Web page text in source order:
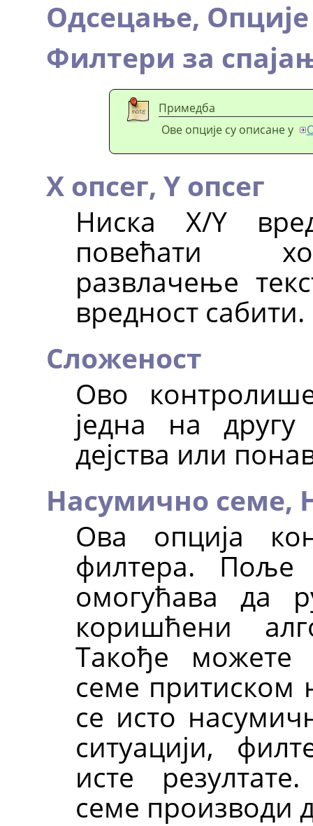
Одсецање,
Филтери за
Примедба
Ове опције су описане у
X опсег, Y опсег
Ниска X/Y
повећати
развлачење
вредност сабити.
Сложеност
Ово
једна на
дејства или
Насумично семе,
Ова опција
филтера.
омогућава да
коришћени
Такође можете
семе притиском
се исто
ситуацији,
исте
семе производи